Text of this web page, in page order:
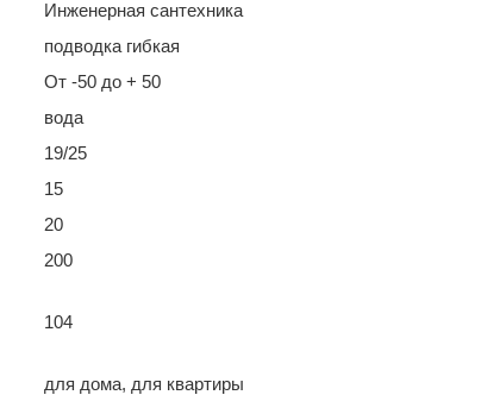
Инженерная сантехника
подводка гибкая
От -50 до + 50
вода
19/25
15
20
200
104
для дома, для квартиры